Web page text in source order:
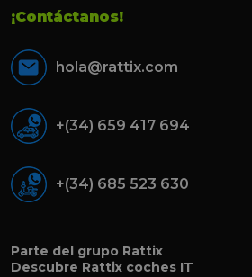
¡Contáctanos!
hola@rattix.com
+(34) 659 417 694
+(34) 685 523 630
Parte del grupo Rattix
Descubre Rattix coches IT